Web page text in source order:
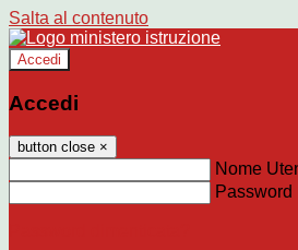
Salta al contenuto
Accedi
Accedi
button close ×
Nome
Password